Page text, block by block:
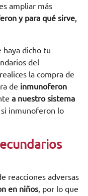
ampliar más
y para qué sirve,
haya dicho tu
del
la compra de
de inmunoferon
a nuestro sistema
si inmunoferon lo
reacciones adversas
en niños, por lo que